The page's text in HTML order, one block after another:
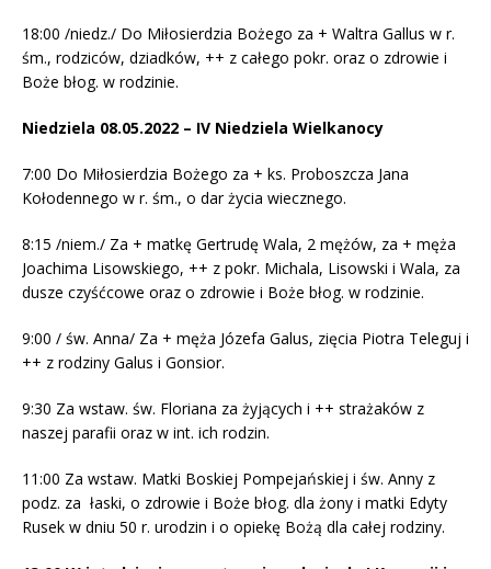
18:00 /niedz./ Do Miłosierdzia Bożego za + Waltra Gallus w r.
śm., rodziców, dziadków, ++ z całego pokr. oraz o zdrowie i
Boże błog. w rodzinie.
Niedziela 08.05.2022 – IV Niedziela Wielkanocy
7:00 Do Miłosierdzia Bożego za + ks. Proboszcza Jana
Kołodennego w r. śm., o dar życia wiecznego.
8:15 /niem./ Za + matkę Gertrudę Wala, 2 mężów, za + męża
Joachima Lisowskiego, ++ z pokr. Michala, Lisowski i Wala, za
dusze czyśćcowe oraz o zdrowie i Boże błog. w rodzinie.
9:00 / św. Anna/ Za + męża Józefa Galus, zięcia Piotra Teleguj i
++ z rodziny Galus i Gonsior.
9:30 Za wstaw. św. Floriana za żyjących i ++ strażaków z
naszej parafii oraz w int. ich rodzin.
11:00 Za wstaw. Matki Boskiej Pompejańskiej i św. Anny z
podz. za łaski, o zdrowie i Boże błog. dla żony i matki Edyty
Rusek w dniu 50 r. urodzin i o opiekę Bożą dla całej rodziny.